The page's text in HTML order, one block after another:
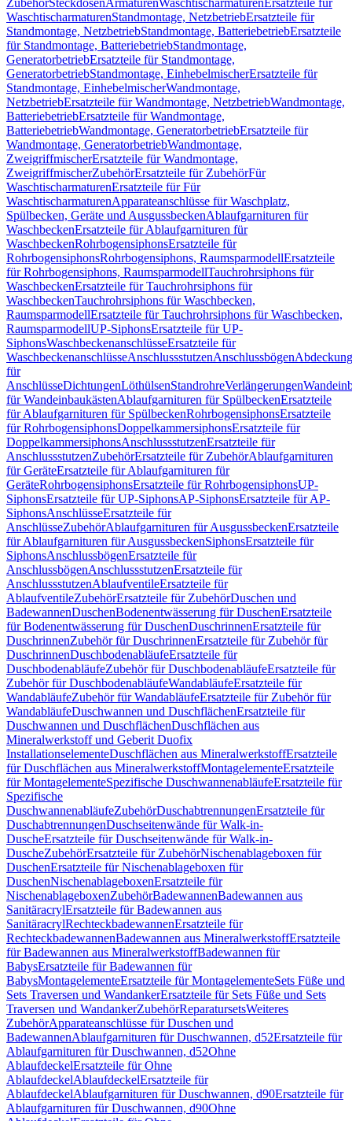
ZubehörSteckdosenArmaturenWaschtischarmaturen Ersatzteile für
WaschtischarmaturenStandmontage, NetzbetriebErsatzteile für
Standmontage, NetzbetriebStandmontage, BatteriebetriebErsatzteile
für Standmontage, BatteriebetriebStandmontage,
GeneratorbetriebErsatzteile für Standmontage,
GeneratorbetriebStandmontage, EinhebelmischerErsatzteile für
Standmontage, EinhebelmischerWandmontage,
NetzbetriebErsatzteile für Wandmontage, NetzbetriebWandmontage,
BatteriebetriebErsatzteile für Wandmontage,
BatteriebetriebWandmontage, GeneratorbetriebErsatzteile für
Wandmontage, GeneratorbetriebWandmontage,
ZweigriffmischerErsatzteile für Wandmontage,
ZweigriffmischerZubehörErsatzteile für ZubehörFür
WaschtischarmaturenErsatzteile für Für
WaschtischarmaturenApparateanschlüsse für Waschplatz,
Spülbecken, Geräte und AusgussbeckenAblaufgarnituren für
WaschbeckenErsatzteile für Ablaufgarnituren für
WaschbeckenRohrbogensiphonsErsatzteile für
RohrbogensiphonsRohrbogensiphons, RaumsparmodellErsatzteile
für Rohrbogensiphons, RaumsparmodellTauchrohrsiphons für
WaschbeckenErsatzteile für Tauchrohrsiphons für
WaschbeckenTauchrohrsiphons für Waschbecken,
RaumsparmodellErsatzteile für Tauchrohrsiphons für Waschbecken,
RaumsparmodellUP-SiphonsErsatzteile für UP-
SiphonsWaschbeckenanschlüsseErsatzteile für
WaschbeckenanschlüsseAnschlussstutzenAnschlussbögen
für
AnschlüsseDichtungenLöthülsenStandrohreVerlängerungen
für WandeinbaukästenAblaufgarnituren für SpülbeckenErsatzteile
für Ablaufgarnituren für SpülbeckenRohrbogensiphonsErsatzteile
für RohrbogensiphonsDoppelkammersiphonsErsatzteile für
DoppelkammersiphonsAnschlussstutzenErsatzteile für
AnschlussstutzenZubehörErsatzteile für ZubehörAblaufgarnituren
für GeräteErsatzteile für Ablaufgarnituren für
GeräteRohrbogensiphonsErsatzteile für RohrbogensiphonsUP-
SiphonsErsatzteile für UP-SiphonsAP-SiphonsErsatzteile für AP-
SiphonsAnschlüsseErsatzteile für
AnschlüsseZubehörAblaufgarnituren für AusgussbeckenErsatzteile
für Ablaufgarnituren für AusgussbeckenSiphonsErsatzteile für
SiphonsAnschlussbögenErsatzteile für
AnschlussbögenAnschlussstutzenErsatzteile für
AnschlussstutzenAblaufventileErsatzteile für
AblaufventileZubehörErsatzteile für ZubehörDuschen und
BadewannenDuschenBodenentwässerung für DuschenErsatzteile
für Bodenentwässerung für DuschenDuschrinnenErsatzteile für
DuschrinnenZubehör für DuschrinnenErsatzteile für Zubehör für
DuschrinnenDuschbodenabläufeErsatzteile für
DuschbodenabläufeZubehör für DuschbodenabläufeErsatzteile für
Zubehör für DuschbodenabläufeWandabläufeErsatzteile für
WandabläufeZubehör für WandabläufeErsatzteile für Zubehör für
WandabläufeDuschwannen und DuschflächenErsatzteile für
Duschwannen und DuschflächenDuschflächen aus
Mineralwerkstoff und Geberit Duofix
InstallationselementeDuschflächen aus MineralwerkstoffErsatzteile
für Duschflächen aus MineralwerkstoffMontagelementeErsatzteile
für MontagelementeSpezifische DuschwannenabläufeErsatzteile für
Spezifische
DuschwannenabläufeZubehörDuschabtrennungenErsatzteile für
DuschabtrennungenDuschseitenwände für Walk-in-
DuscheErsatzteile für Duschseitenwände für Walk-in-
DuscheZubehörErsatzteile für ZubehörNischenablageboxen für
DuschenErsatzteile für Nischenablageboxen für
DuschenNischenablageboxenErsatzteile für
NischenablageboxenZubehörBadewannenBadewannen aus
SanitäracrylErsatzteile für Badewannen aus
SanitäracrylRechteckbadewannenErsatzteile für
RechteckbadewannenBadewannen aus MineralwerkstoffErsatzteile
für Badewannen aus MineralwerkstoffBadewannen für
BabysErsatzteile für Badewannen für
BabysMontagelementeErsatzteile für MontagelementeSets Füße und
Sets Traversen und WandankerErsatzteile für Sets Füße und Sets
Traversen und WandankerZubehörReparatursetsWeiteres
ZubehörApparateanschlüsse für Duschen und
BadewannenAblaufgarnituren für Duschwannen, d52Ersatzteile für
Ablaufgarnituren für Duschwannen, d52Ohne
AblaufdeckelErsatzteile für Ohne
AblaufdeckelAblaufdeckelErsatzteile für
AblaufdeckelAblaufgarnituren für Duschwannen, d90Ersatzteile für
Ablaufgarnituren für Duschwannen, d90Ohne